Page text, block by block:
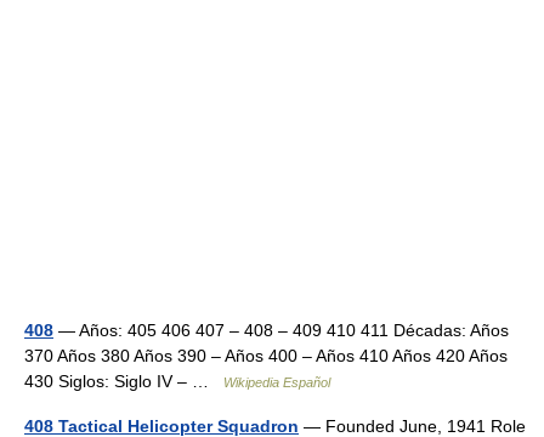
408 — Años: 405 406 407 – 408 – 409 410 411 Décadas: Años
370 Años 380 Años 390 – Años 400 – Años 410 Años 420 Años
430 Siglos: Siglo IV – …
Wikipedia Español
408 Tactical Helicopter Squadron — Founded June, 1941 Role